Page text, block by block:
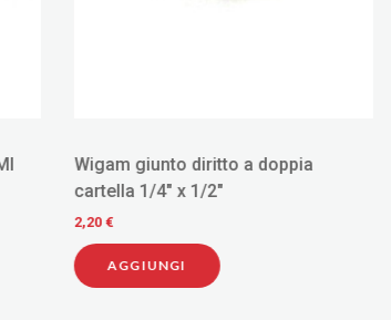
MOLLA NETTATUBI MT.3 CODICE
104003
AGGIUNGI